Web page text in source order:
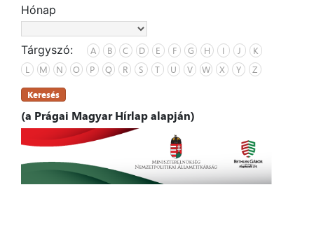
Hónap
Tárgyszó: A B C D E F G H I J
K
L
M N O P Q R S T U V W X Y Z
Keresés
(a Prágai Magyar Hírlap alapján)